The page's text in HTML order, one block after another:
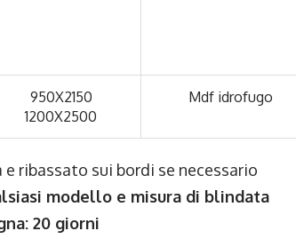
950X2150
1200X2500
Mdf idrofugo
ribassato sui bordi se necessario
modello e misura di blindata
20 giorni